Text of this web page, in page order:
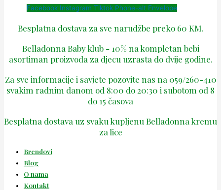
Facebook Instagram Tiktok Phone-alt Envelope
Besplatna dostava za sve narudžbe preko 60 KM.
Belladonna Baby klub - 10% na kompletan bebi
asortiman proizvoda za djecu uzrasta do dvije godine.
Za sve informacije i savjete pozovite nas na 059/260-410
svakim radnim danom od 8:00 do 20:30 i subotom od 8
do 15 časova
Besplatna dostava uz svaku kupljenu Belladonna kremu
za lice
Brendovi
Blog
O nama
Kontakt